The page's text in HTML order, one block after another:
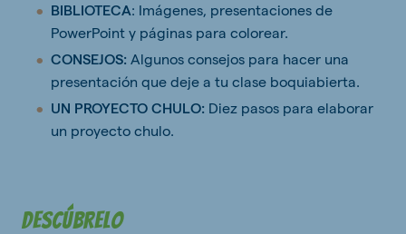
BIBLIOTECA: Imágenes, presentaciones de
PowerPoint y páginas para colorear.
CONSEJOS: Algunos consejos para hacer una
presentación que deje a tu clase boquiabierta.
UN PROYECTO CHULO: Diez pasos para elaborar
un proyecto chulo.
Descúbrelo